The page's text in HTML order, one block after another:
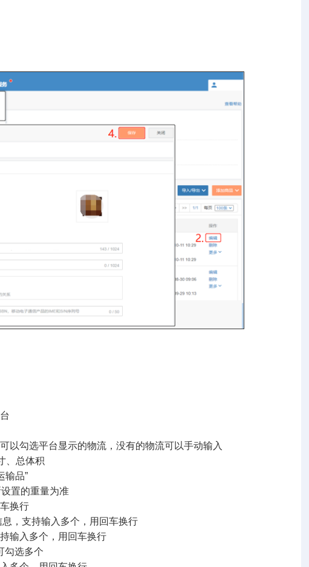
以勾选平台显示的物流，没有的物流可以手动输入
、总体积
输品”
置的重量为准
换行
，支持输入多个，用回车换行
输入多个，用回车换行
勾选多个